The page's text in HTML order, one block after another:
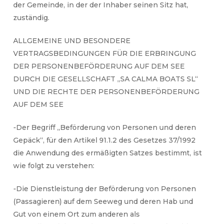
der Gemeinde, in der der Inhaber seinen Sitz hat,
zuständig.
ALLGEMEINE UND BESONDERE
VERTRAGSBEDINGUNGEN FÜR DIE ERBRINGUNG
DER PERSONENBEFÖRDERUNG AUF DEM SEE
DURCH DIE GESELLSCHAFT „SA CALMA BOATS SL“
UND DIE RECHTE DER PERSONENBEFÖRDERUNG
AUF DEM SEE
-Der Begriff „Beförderung von Personen und deren
Gepäck“, für den Artikel 91.1.2 des Gesetzes 37/1992
die Anwendung des ermäßigten Satzes bestimmt, ist
wie folgt zu verstehen:
-Die Dienstleistung der Beförderung von Personen
(Passagieren) auf dem Seeweg und deren Hab und
Gut von einem Ort zum anderen als